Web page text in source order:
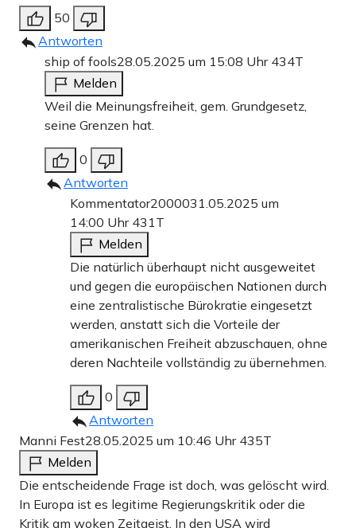
50
Antworten
ship of fools28.05.2025 um 15:08 Uhr 434T
Melden
Weil die Meinungsfreiheit, gem. Grundgesetz,
seine Grenzen hat.
0
Antworten
Kommentator2000031.05.2025 um
14:00 Uhr 431T
Melden
Die natürlich überhaupt nicht ausgeweitet
und gegen die europäischen Nationen durch
eine zentralistische Bürokratie eingesetzt
werden, anstatt sich die Vorteile der
amerikanischen Freiheit abzuschauen, ohne
deren Nachteile vollständig zu übernehmen.
0
Antworten
Manni Fest28.05.2025 um 10:46 Uhr 435T
Melden
Die entscheidende Frage ist doch, was gelöscht wird.
In Europa ist es legitime Regierungskritik oder die
Kritik am woken Zeitgeist. In den USA wird